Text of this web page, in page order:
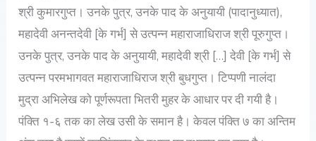
श्री कुमारगुप्त। उनके पुत्र, उनके पाद के अनुयायी (पादानुध्यात),
महादेवी अनन्तदेवी [के गर्भ] से उत्पन्न महाराजाधिराज श्री पूरुगुप्त।
उनके पुत्र, उनके पाद के अनुयायी, महादेवी श्री […] देवी [के गर्भ] से
उत्पन्न परमभागवत महाराजाधिराज श्री बुधगुप्त। टिप्पणी नालंदा
मुद्रा अभिलेख को पूर्णरूपता भितरी मुहर के आधार पर दी गयी है।
पंक्ति १-६ तक का लेख उसी के समान है। केवल पंक्ति ७ का अन्तिम